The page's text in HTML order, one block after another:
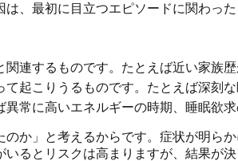
、最初に目立つエピソードに関わっ
連するものです。たとえば近い家族歴
起こりうるものです。たとえば深刻
常に高いエネルギーの時期、睡眠欲
か」と考えるからです。症状が明ら
るとリスクは高まりますが、結果が決